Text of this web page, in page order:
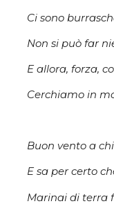
Ci sono
Non si può far
E allora, forza,
Cerchiamo in
Buon vento a
E sa per certo
Marinai di terra